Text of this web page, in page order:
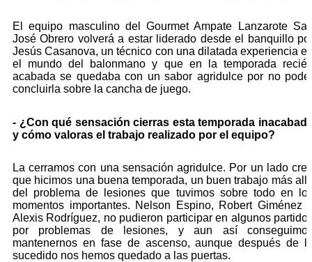
El equipo masculino del Gourmet Ampate Lanzarote
José Obrero volverá a estar liderado desde el banquillo
Jesús Casanova, un técnico con una dilatada experiencia
el mundo del balonmano y que en la temporada
acabada se quedaba con un sabor agridulce por no
concluirla sobre la cancha de juego.
- ¿Con qué sensación cierras esta temporada
y cómo valoras el trabajo realizado por el equipo?
La cerramos con una sensación agridulce. Por un lado
que hicimos una buena temporada, un buen trabajo más
del problema de lesiones que tuvimos sobre todo en
momentos importantes. Nelson Espino, Robert Giménez
Alexis Rodríguez, no pudieron participar en algunos
por problemas de lesiones, y aun así
mantenernos en fase de ascenso, aunque después de
sucedido nos hemos quedado a las puertas.